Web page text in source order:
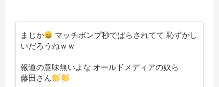
まじか
マッチポンプ秒でばらされてて 恥ずかし
いだろうねｗｗ
報道の意味無いよな オールドメディアの奴ら
藤田さん